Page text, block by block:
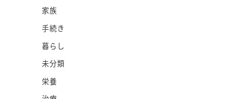
家族
手続き
暮らし
未分類
栄養